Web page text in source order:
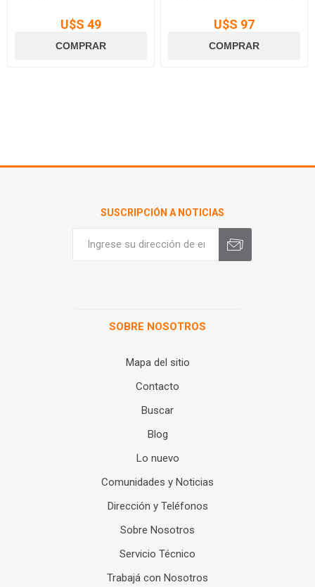
U$S 49 U$S 97
SUSCRIPCIÓN A NOTICIAS
SOBRE NOSOTROS
Mapa del sitio
Contacto
Buscar
Blog
Lo nuevo
Comunidades y Noticias
Dirección y Teléfonos
Sobre Nosotros
Servicio Técnico
Trabajá con Nosotros